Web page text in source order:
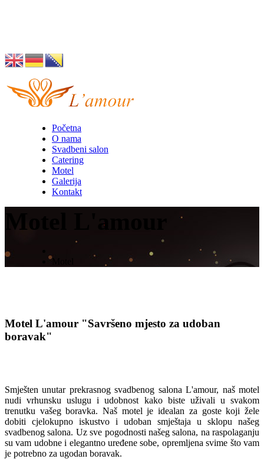
Početna
O nama
Svadbeni salon
Catering
Motel
Galerija
Kontakt
Motel L'amour
Motel L'amour "Savršeno mjesto za udoban
boravak"
Smješten unutar prekrasnog svadbenog salona L'amour, naš motel
nudi vrhunsku uslugu i udobnost kako biste uživali u svakom
trenutku vašeg boravka. Naš motel je idealan za goste koji žele
dobiti cjelokupno iskustvo i udoban smještaja u sklopu našeg
svadbenog salona. Uz sve pogodnosti našeg salona, na raspolaganju
su vam udobne i elegantno uređene sobe, opremljena svime što vam
je potrebno za ugodan boravak.